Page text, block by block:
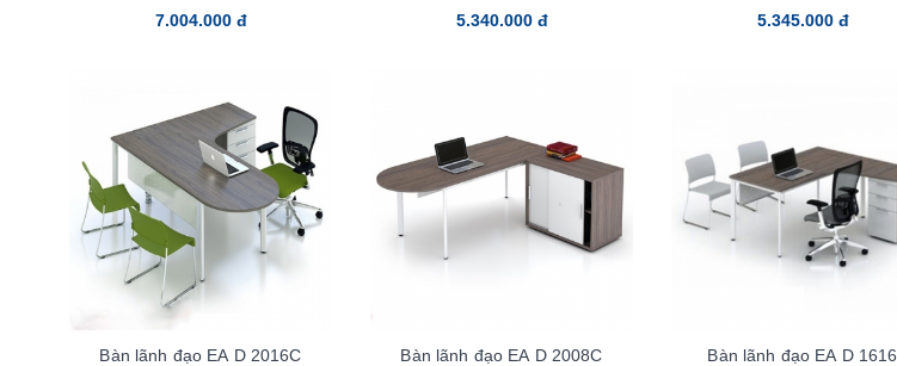
7.004.000 đ 5.340.000 đ 5.345.000 đ
Bàn lãnh đạo EA D 2016C Bàn lãnh đạo EA D 2008C Bàn lãnh đạo EA D 1616